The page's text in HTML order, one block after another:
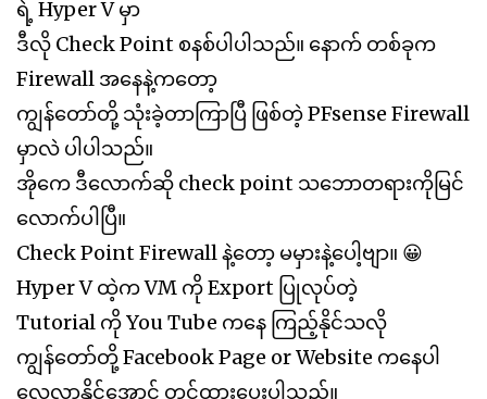
ရဲ့ Hyper V မှာ
ဒီလို Check Point စနစ်ပါပါသည်။ နောက် တစ်ခုက
Firewall အနေနဲ့ကတော့
ကျွန်တော်တို့ သုံးခဲ့တာကြာပြီ ဖြစ်တဲ့ PFsense Firewall
မှာလဲ ပါပါသည်။
အိုကေ ဒီလောက်ဆို check point သဘောတရားကိုမြင်
လောက်ပါပြီ။
Check Point Firewall နဲ့တော့ မမှားနဲ့ပေါ့ဗျာ။ 😀
Hyper V ထဲ့က VM ကို Export ပြုလုပ်တဲ့
Tutorial ကို You Tube ကနေ ကြည့်နိုင်သလို
ကျွန်တော်တို့ Facebook Page or Website ကနေပါ
လေ့လာနိုင်အောင် တင်ထားပေးပါသည်။